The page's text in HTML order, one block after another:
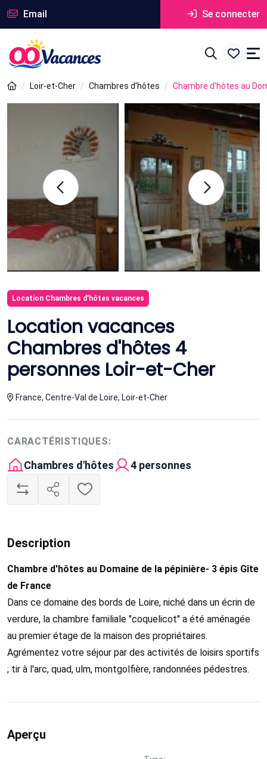
Email Se connecter
Loir-et-Cher Chambres d'hôtes Chambre d'hôtes au
Location Chambres d'hôtes vacances
Location vacances
Chambres d'hôtes 4
personnes Loir-et-Cher
France, Centre-Val de Loire, Loir-et-Cher
CARACTÉRISTIQUES:
Chambres d'hôtes 4 personnes
Description
Chambre d'hôtes au Domaine de la pépinière- 3 épis Gîte
de France
Dans ce domaine des bords de Loire, niché dans un écrin de
verdure, la chambre familiale "coquelicot" a été aménagée
au premier étage de la maison des propriétaires.
Agrémentez votre séjour par des activités de loisirs sportifs
; tir à l'arc, quad, ulm, montgolfière, randonnées pédestres.
Aperçu